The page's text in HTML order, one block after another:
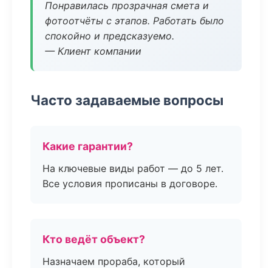
Понравилась прозрачная смета и
фотоотчёты с этапов. Работать было
спокойно и предсказуемо.
— Клиент компании
Часто задаваемые вопросы
Какие гарантии?
На ключевые виды работ — до 5 лет.
Все условия прописаны в договоре.
Кто ведёт объект?
Назначаем прораба, который